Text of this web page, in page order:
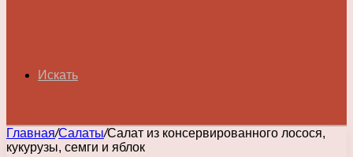
Искать
Главная/Салаты/Салат из консервированного лосося,
кукурузы, семги и яблок